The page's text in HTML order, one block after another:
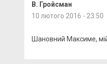
В. Гройсман
10 лютого 2016 - 23:50